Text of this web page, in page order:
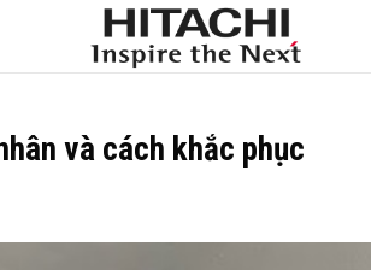
và cách khắc phục